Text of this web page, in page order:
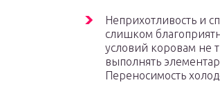
Неприхотливость и
слишком
условий коровам не
выполнять
Переносимость